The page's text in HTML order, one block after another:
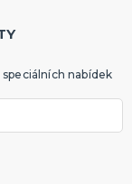
nabídek